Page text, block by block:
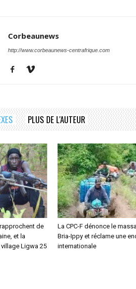
Corbeaunews
http://www.corbeaunews-centrafrique.com
PLUS DE L'AUTEUR
de
et la
Ligwa 25
La CPC-F dénonce le
Bria-Ippy et réclame une
internationale